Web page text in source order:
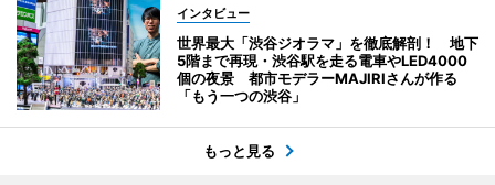
インタビュー
世界最大「渋谷ジオラマ」を徹底解剖！ 地下
5階まで再現・渋谷駅を走る電車やLED4000
個の夜景 都市モデラーMAJIRIさんが作る
「もう一つの渋谷」
もっと見る